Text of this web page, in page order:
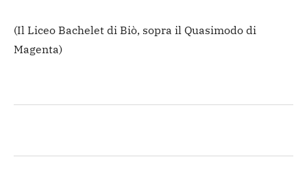
(Il Liceo Bachelet di Biò, sopra il Quasimodo di
Magenta)